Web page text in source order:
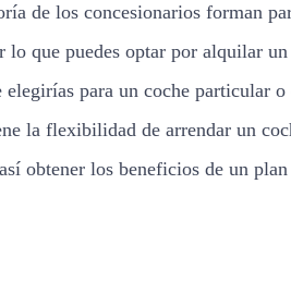
de los concesionarios forman
que puedes optar por alquilar
para un coche particular o
la flexibilidad de arrendar un
obtener los beneficios de un